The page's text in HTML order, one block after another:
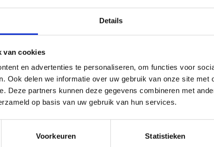
Details
van cookies
en advertenties te personaliseren, om functies voor
Ook delen we informatie over uw gebruik van onze site met
Deze partners kunnen deze gegevens combineren met
op basis van uw gebruik van hun services.
Voorkeuren Statistieken
Ontdek ons aanbod voor sportklassen
indoor als outdoor, is ons centrum de
graag met jou de verschillende
uit.